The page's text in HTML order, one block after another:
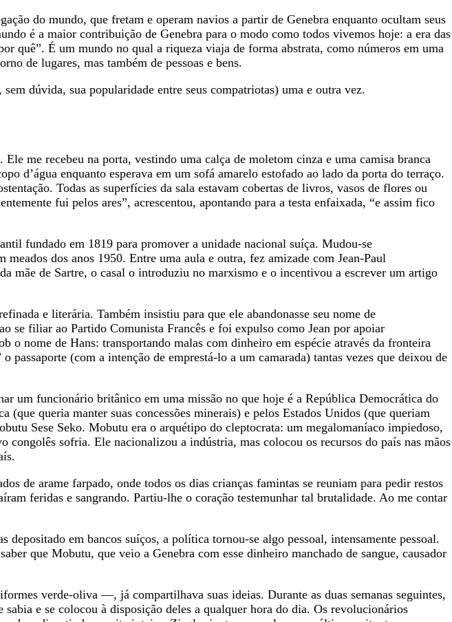
do mundo, que fretam e operam navios a partir de Genebra enquanto ocultam seus
é a maior contribuição de Genebra para o modo como todos vivemos hoje: a era das
quê”. É um mundo no qual a riqueza viaja de forma abstrata, como números em uma
de lugares, mas também de pessoas e bens.
dúvida, sua popularidade entre seus compatriotas) uma e outra vez.
me recebeu na porta, vestindo uma calça de moletom cinza e uma camisa branca
d’água enquanto esperava em um sofá amarelo estofado ao lado da porta do terraço.
Todas as superfícies da sala estavam cobertas de livros, vasos de flores ou
fui pelos ares”, acrescentou, apontando para a testa enfaixada, “e assim fico
fundado em 1819 para promover a unidade nacional suíça. Mudou-se
dos anos 1950. Entre uma aula e outra, fez amizade com Jean-Paul
mãe de Sartre, o casal o introduziu no marxismo e o incentivou a escrever um artigo
e literária. Também insistiu para que ele abandonasse seu nome de
se filiar ao Partido Comunista Francês e foi expulso como Jean por apoiar
o nome de Hans: transportando malas com dinheiro em espécie através da fronteira
passaporte (com a intenção de emprestá-lo a um camarada) tantas vezes que deixou de
um funcionário britânico em uma missão no que hoje é a República Democrática do
queria manter suas concessões minerais) e pelos Estados Unidos (que queriam
Sese Seko. Mobutu era o arquétipo do cleptocrata: um megalomaníaco impiedoso,
sofria. Ele nacionalizou a indústria, mas colocou os recursos do país nas mãos
de arame farpado, onde todos os dias crianças famintas se reuniam para pedir restos
feridas e sangrando. Partiu-lhe o coração testemunhar tal brutalidade. Ao me contar
em bancos suíços, a política tornou-se algo pessoal, intensamente pessoal.
que Mobutu, que veio a Genebra com esse dinheiro manchado de sangue, causador
verde-oliva —, já compartilhava suas ideias. Durante as duas semanas seguintes,
e se colocou à disposição deles a qualquer hora do dia. Os revolucionários